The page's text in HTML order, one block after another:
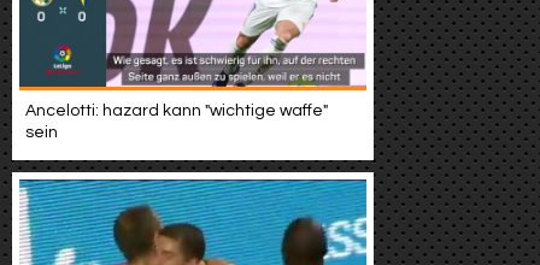
Ancelotti: hazard kann "wichtige waffe"
sein